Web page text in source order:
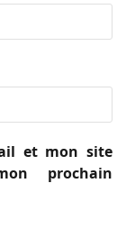
et mon site
prochain